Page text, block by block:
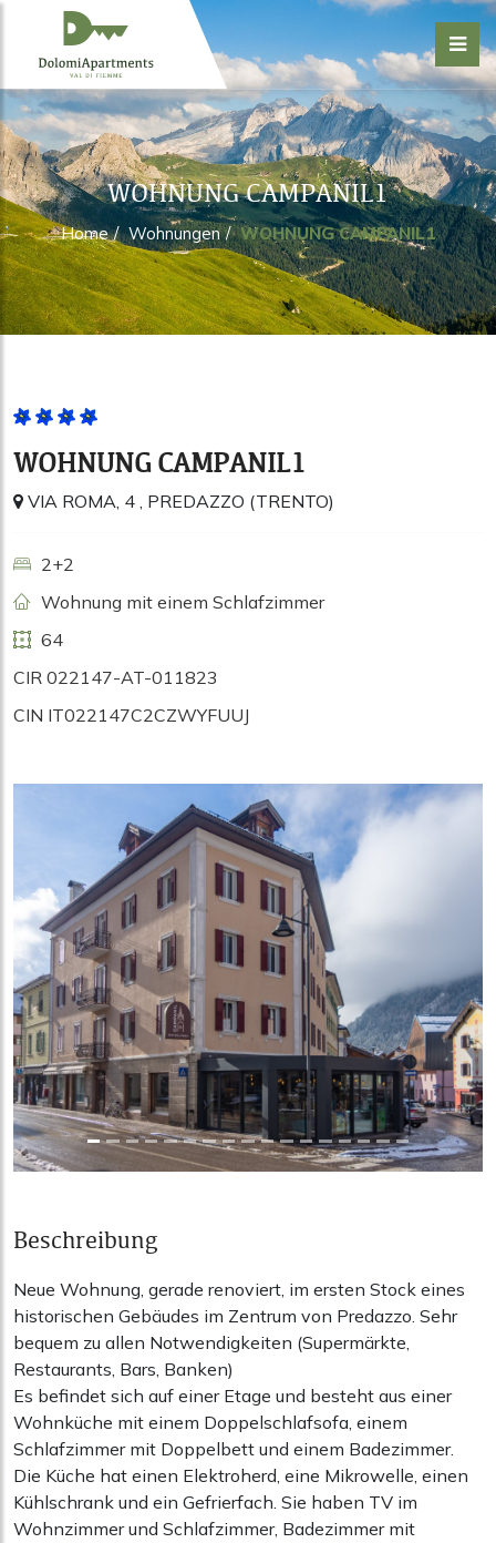
WOHNUNG CAMPANIL1
Home / Wohnungen / WOHNUNG CAMPANIL1
WOHNUNG CAMPANIL1
VIA ROMA, 4 , PREDAZZO (TRENTO)
2+2
Wohnung mit einem Schlafzimmer
64
CIR 022147-AT-011823
CIN IT022147C2CZWYFUUJ
Beschreibung
Neue Wohnung, gerade renoviert, im ersten Stock eines
historischen Gebäudes im Zentrum von Predazzo. Sehr
bequem zu allen Notwendigkeiten (Supermärkte,
Restaurants, Bars, Banken)
Es befindet sich auf einer Etage und besteht aus einer
Wohnküche mit einem Doppelschlafsofa, einem
Schlafzimmer mit Doppelbett und einem Badezimmer.
Die Küche hat einen Elektroherd, eine Mikrowelle, einen
Kühlschrank und ein Gefrierfach. Sie haben TV im
Wohnzimmer und Schlafzimmer, Badezimmer mit